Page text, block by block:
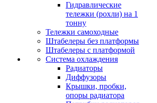
Гидравлические
тележки (рохли) на 1
тонну
Тележки самоходные
Штабелеры без платформы
Штабелеры с платформой
Система охлаждения
Радиаторы
Диффузоры
Крышки, пробки,
опоры радиатора